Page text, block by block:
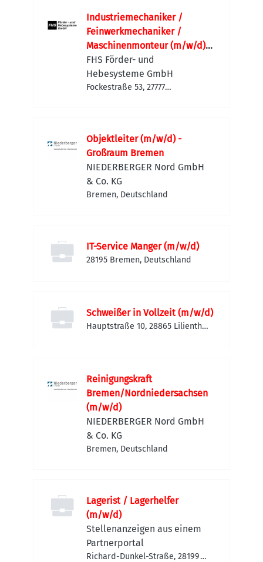
Industriemechaniker /
Feinwerkmechaniker /
Maschinenmonteur (m/w/d)
Maschinenbau | Anlagenbau |
Sondermaschinenbau |
Service & Montage
FHS Förder- und
Hebesysteme GmbH
Fockestraße 53, 27777
Objektleiter (m/w/d) -
Großraum Bremen
NIEDERBERGER Nord GmbH
& Co. KG
Bremen, Deutschland
IT-Service Manger (m/w/d)
28195 Bremen, Deutschland
Schweißer in Vollzeit (m/w/d)
Hauptstraße 10, 28865 Lilienthal,
Reinigungskraft
Bremen/Nordniedersachsen
(m/w/d)
NIEDERBERGER Nord GmbH
& Co. KG
Bremen, Deutschland
Lagerist / Lagerhelfer
(m/w/d)
Stellenanzeigen aus einem
Partnerportal
Richard-Dunkel-Straße, 28199